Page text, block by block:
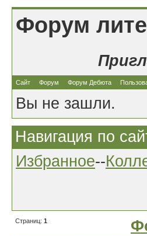
Форум
Сайт Форум Форум Дебюта
Вы не зашли.
Навигация по
Избранное--
Страниц: 1